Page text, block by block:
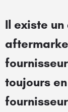
Il existe
toujours